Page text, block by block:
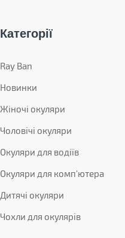
Категорії
Ray Ban
Новинки
Жіночі окуляри
Чоловічі окуляри
Окуляри для водіїв
Окуляри для комп'ютера
Дитячі окуляри
Чохли для окулярів